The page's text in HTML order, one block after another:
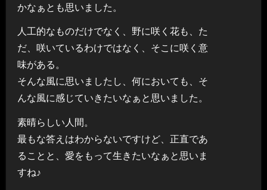
かなぁとも思いました。
人工的なものだけでなく、野に咲く花も、た
だ、咲いているわけではなく、そこに咲く意
味がある。
そんな風に思いましたし、何においても、そ
んな風に感じていきたいなぁと思いました。
素晴らしい人間。
最もな答えはわからないですけど、正直であ
ることと、愛をもって生きたいなぁと思いま
すね♪